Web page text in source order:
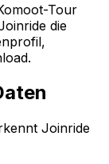
Tour
die
Joinride